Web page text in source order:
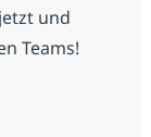
und
Teams!
Consultant